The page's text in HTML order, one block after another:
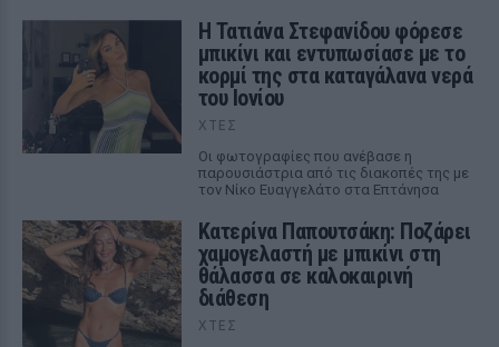
Η Τατιάνα Στεφανίδου φόρεσε
μπικίνι και εντυπωσίασε με το
κορμί της στα καταγάλανα νερά
του Ιονίου
ΧΤΕΣ
Οι φωτογραφίες που ανέβασε η
παρουσιάστρια από τις διακοπές της με
τον Νίκο Ευαγγελάτο στα Επτάνησα
Κατερίνα Παπουτσάκη: Ποζάρει
χαμογελαστή με μπικίνι στη
θάλασσα σε καλοκαιρινή
διάθεση
ΧΤΕΣ